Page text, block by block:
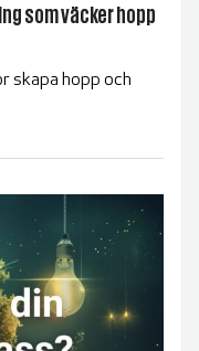
som väcker hopp
skapa hopp och